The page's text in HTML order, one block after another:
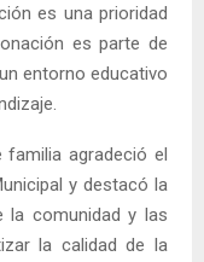
es una prioridad
es parte de
entorno educativo
agradeció el
y destacó la
la comunidad y las
la calidad de la